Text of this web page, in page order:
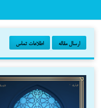
ارسال مقاله اطلاعات تماس